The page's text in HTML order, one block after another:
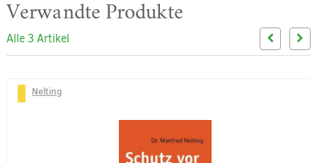
Verwandte Produkte
Alle 3 Artikel
Nelting